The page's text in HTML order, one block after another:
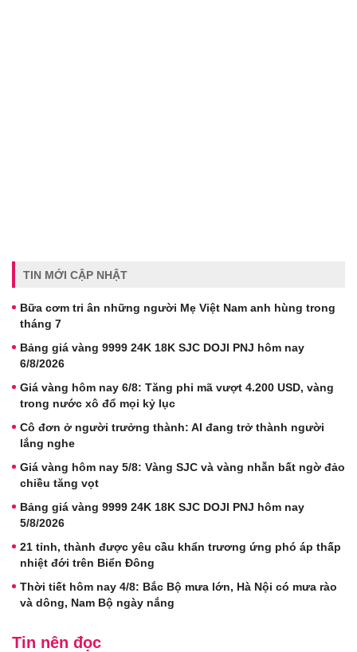
TIN MỚI CẬP NHẬT
Bữa cơm tri ân những người Mẹ Việt Nam anh hùng trong
tháng 7
Bảng giá vàng 9999 24K 18K SJC DOJI PNJ hôm nay
6/8/2026
Giá vàng hôm nay 6/8: Tăng phi mã vượt 4.200 USD, vàng
trong nước xô đổ mọi kỷ lục
Cô đơn ở người trưởng thành: AI đang trở thành người
lắng nghe
Giá vàng hôm nay 5/8: Vàng SJC và vàng nhẫn bất ngờ đảo
chiều tăng vọt
Bảng giá vàng 9999 24K 18K SJC DOJI PNJ hôm nay
5/8/2026
21 tỉnh, thành được yêu cầu khẩn trương ứng phó áp thấp
nhiệt đới trên Biển Đông
Thời tiết hôm nay 4/8: Bắc Bộ mưa lớn, Hà Nội có mưa rào
và dông, Nam Bộ ngày nắng
Tin nên đọc